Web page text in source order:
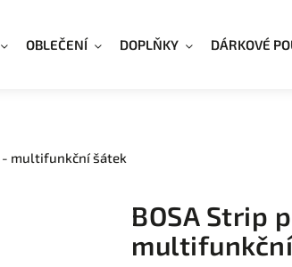
OBLEČENÍ DOPLŇKY DÁRKOVÉ
- multifunkční šátek
BOSA Strip